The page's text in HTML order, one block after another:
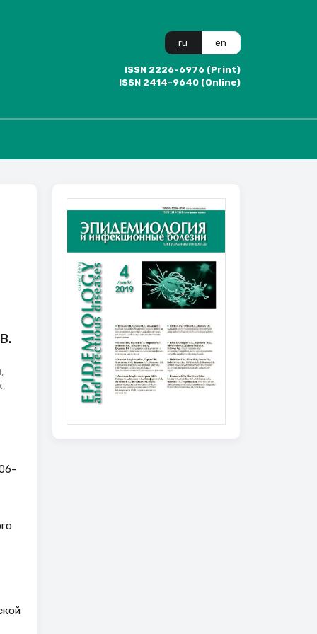
ru en
ISSN 2226-6976 (Print)
ISSN 2414-9640 (Online)